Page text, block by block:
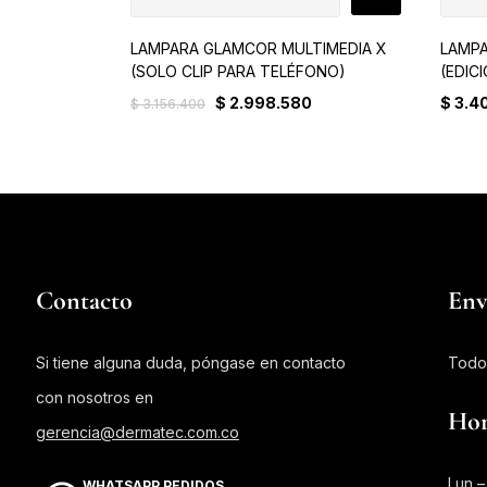
LAMPARA GLAMCOR MULTIMEDIA X
(SOLO CLIP PARA TELÉFONO)
$3.156.400 $ 2.998.580
$
Contacto
Si tiene alguna duda, póngase en contacto
con nosotros en
gerencia@dermatec.com.co
Lun